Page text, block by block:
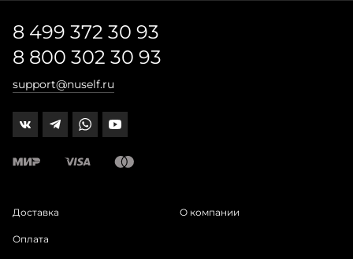
8 499 372 30 93
8 800 302 30 93
support@nuself.ru
Доставка
Оплата
О компании